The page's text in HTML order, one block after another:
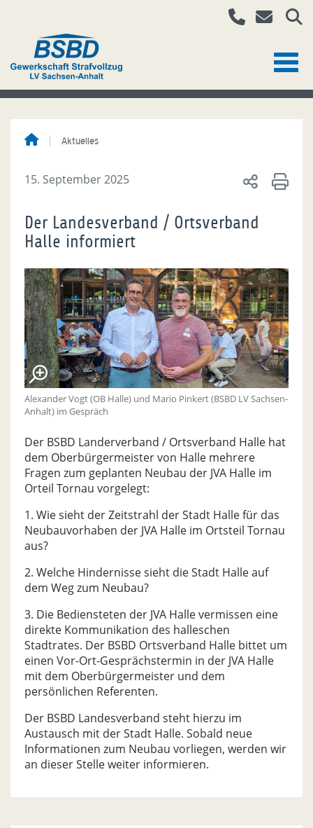
Aktuelles
15. September 2025
Der Landesverband / Ortsverband
Halle informiert
Alexander Vogt (OB Halle) und Mario Pinkert (BSBD LV Sachsen-
Anhalt) im Gespräch
Der BSBD Landerverband / Ortsverband Halle hat
dem Oberbürgermeister von Halle mehrere
Fragen zum geplanten Neubau der JVA Halle im
Orteil Tornau vorgelegt:
1. Wie sieht der Zeitstrahl der Stadt Halle für das
Neubauvorhaben der JVA Halle im Ortsteil Tornau
aus?
2. Welche Hindernisse sieht die Stadt Halle auf
dem Weg zum Neubau?
3. Die Bediensteten der JVA Halle vermissen eine
direkte Kommunikation des halleschen
Stadtrates. Der BSBD Ortsverband Halle bittet um
einen Vor-Ort-Gesprächstermin in der JVA Halle
mit dem Oberbürgermeister und dem
persönlichen Referenten.
Der BSBD Landesverband steht hierzu im
Austausch mit der Stadt Halle. Sobald neue
Informationen zum Neubau vorliegen, werden wir
an dieser Stelle weiter informieren.